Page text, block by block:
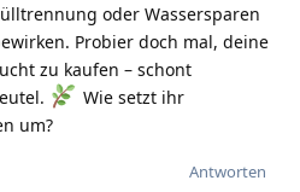
oder Wassersparen
Probier doch mal, deine
zu kaufen – schont
Wie setzt ihr
um?
Antworten